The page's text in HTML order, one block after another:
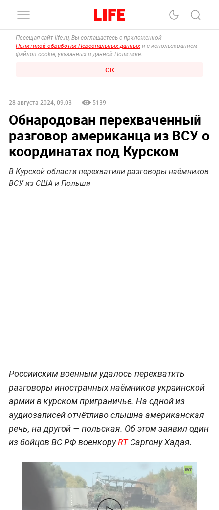
Посещая сайт life.ru, Вы соглашаетесь с приложенной
Политикой обработки Персональных данных и с использованием
файлов cookie, указанных в данной Политике.
ОК
28 августа 2024, 09:03 5139
Обнародован перехваченный
разговор американца из ВСУ о
координатах под Курском
В Курской области перехватили разговоры наёмников
ВСУ из США и Польши
Российским военным удалось перехватить
разговоры иностранных наёмников украинской
армии в курском приграничье. На одной из
аудиозаписей отчётливо слышна американская
речь, на другой — польская. Об этом заявил один
из бойцов ВС РФ военкоруRTСаргону Хадая.